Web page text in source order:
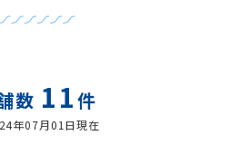
数 11件
年07月01日現在